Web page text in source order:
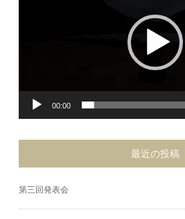
00:00
最近の投稿
第三回発表会